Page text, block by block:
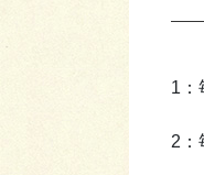
1：
2：